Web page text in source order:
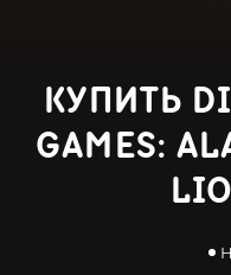
КУПИТЬ
GAMES: